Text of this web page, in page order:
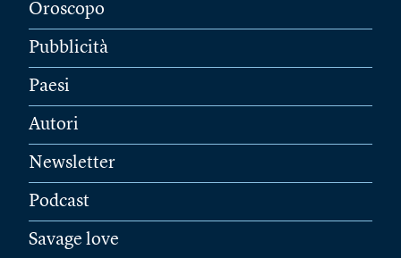
Oroscopo
Pubblicità
Paesi
Autori
Newsletter
Podcast
Savage love